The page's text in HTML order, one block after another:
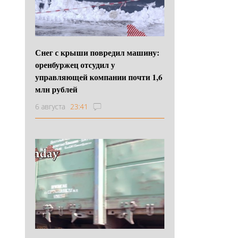
Снег с крыши повредил машину:
оренбуржец отсудил у
управляющей компании почти 1,6
млн рублей
6 августа 23:41